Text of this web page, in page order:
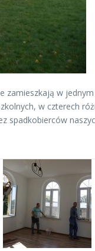
w
w czterech